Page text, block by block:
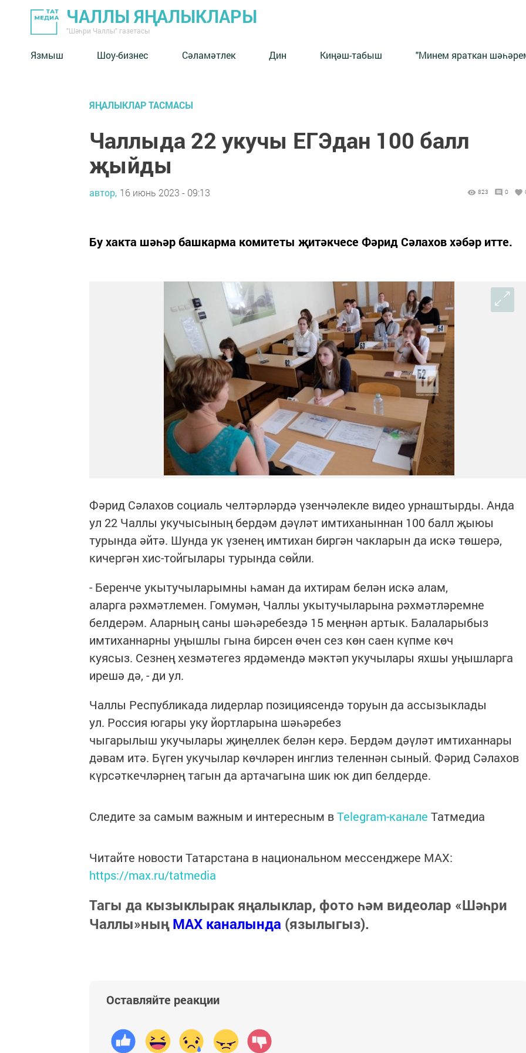
ЧАЛЛЫ ЯҢАЛЫКЛАРЫ
"Шәһри Чаллы" газетасы
Язмыш Шоу-бизнес Сәламәтлек Дин Киңәш-табыш "Минем яраткан
ЯҢАЛЫКЛАР ТАСМАСЫ
Чаллыда 22 укучы ЕГЭдан 100 балл
җыйды
автор, 16 июнь 2023 - 09:13 823 0
Бу хакта шәһәр башкарма комитеты җитәкчесе Фәрид Сәлахов хәбәр итте.
Фәрид Сәлахов социаль челтәрләрдә үзенчәлекле видео урнаштырды. Анда
ул 22 Чаллы укучысының бердәм дәүләт имтиханыннан 100 балл җыюы
турында әйтә. Шунда ук үзенең имтихан биргән чакларын да искә төшерә,
кичергән хис-тойгылары турында сөйли.
- Беренче укытучыларымны һаман да ихтирам белән искә алам,
аларга рәхмәтлемен. Гомумән, Чаллы укытучыларына рәхмәтләремне
белдерәм. Аларның саны шәһәребездә 15 меңнән артык. Балаларыбыз
имтиханнарны уңышлы гына бирсен өчен сез көн саен күпме көч
куясыз. Сезнең хезмәтегез ярдәмендә мәктәп укучылары яхшы уңышларга
ирешә дә, - ди ул.
Чаллы Республикада лидерлар позициясендә торуын да ассызыклады
ул. Россия югары уку йортларына шәһәребез
чыгарылыш укучылары җиңеллек белән керә. Бердәм дәүләт имтиханнары
дәвам итә. Бүген укучылар көчләрен инглиз теленнән сыный. Фәрид Сәлахов
күрсәткечләрнең тагын да артачагына шик юк дип белдерде.
Следите за самым важным и интересным вTelegram-канале Татмедиа
Читайте новости Татарстана в национальном мессенджере MАХ:
https://max.ru/tatmedia
Тагы да кызыклырак яңалыклар, фото һәм видеолар «Шәһри
Чаллы»ныңMAX каналында (язылыгыз).
Оставляйте реакции